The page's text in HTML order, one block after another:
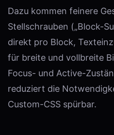
Dazu kommen feinere
Stellschrauben („Block-
direkt pro Block,
für breite und vollbreite
Focus- und Active-
reduziert die
Custom-CSS spürbar.